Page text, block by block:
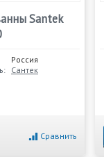
Santek
Россия
Сантек
Сравнить